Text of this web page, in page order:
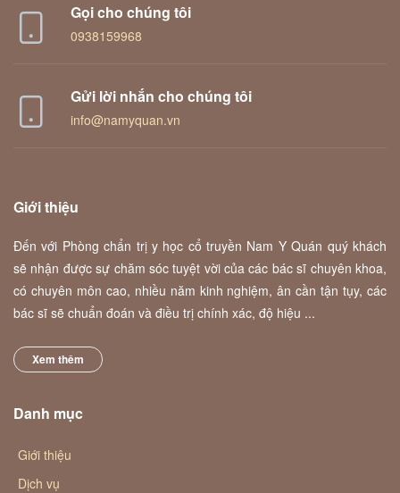
Gọi cho chúng tôi
0938159968
Gửi lời nhắn cho chúng tôi
info@namyquan.vn
Giới thiệu
Đến với Phòng chẩn trị y học cổ truyền Nam Y Quán quý khách
sẽ nhận được sự chăm sóc tuyệt vời của các bác sĩ chuyên khoa,
có chuyên môn cao, nhiều năm kinh nghiệm, ân cần tận tụy, các
bác sĩ sẽ chuẩn đoán và điều trị chính xác, độ hiệu ...
Xem thêm
Danh mục
Giới thiệu
Dịch vụ